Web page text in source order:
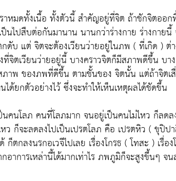
หมดทั้งเนื้อ ทั้งตัวนี้ สำคัญอยู่ที่จิต ถ้าชักจิตออก
นไปสืบต่อกันมานาน นานกว่าร่างกาย ร่างกายนี้
บ แต่ จิตจะต้องเวียนว่ายอยู่ในภพ ( ที่เกิด ) ต่
ตเวียนว่ายอยู่นี้ บางคราวจิตก็มีสภาพดีขึ้น บาง
าพ ของภพที่ดีขึ้น ตามชั้นของ จิตนั้น แต่ถ้าจิตเ
ยกตัวอย่างไว้ ซึ่งจะทำให้เห็นเหตุผลได้ชัดขึ้น
คนโลภ คนที่โลภมาก จนอยู่เป็นคนไม่ไหว ก็ลดล
ก็จะลดลงไปเป็นเปรตโลภ คือ เปรตหิว ( ขุปิป
ตกลงนรกอเวจีไปเลย เรื่องโกรธ ( โทสะ ) เรื่อง
าการเหล่านี้ได้มากเท่าไร ภพภูมิก็จะสูงขึ้นๆ จ